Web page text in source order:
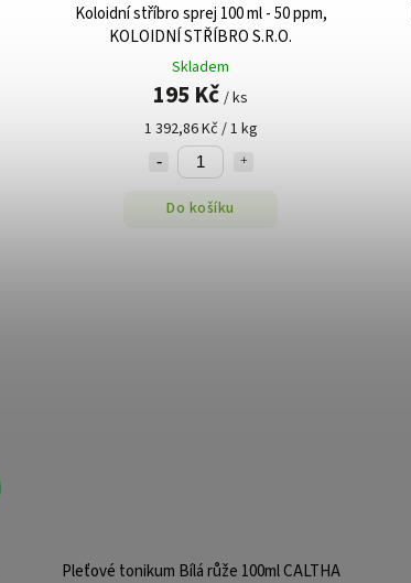
Koloidní stříbro sprej 100 ml - 50 ppm,
KOLOIDNÍ STŘÍBRO S.R.O.
Skladem
195 Kč / ks
1 392,86 Kč / 1 kg
Do košíku
Pleťové tonikum Bílá růže 100ml CALTHA